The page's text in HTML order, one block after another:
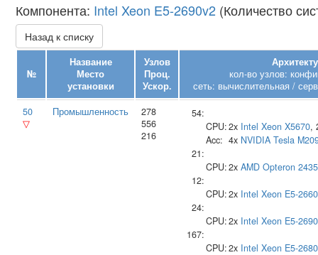
Компонента: Intel Xeon E5-2690v2 (Количество
Назад к списку
№
Название
Место
установки
Узлов
Проц.
Ускор.
кол-во узлов:
сеть: вычислительная /
50
▽
Промышленность
278
556
216
54:
CPU:2x Intel Xeon X5670,
Acc: 4x NVIDIA Tesla
21:
CPU:2x AMD Opteron 2435
12:
CPU:2x Intel Xeon E5-
24:
CPU:2x Intel Xeon E5-
167:
CPU:2x Intel Xeon E5-2680